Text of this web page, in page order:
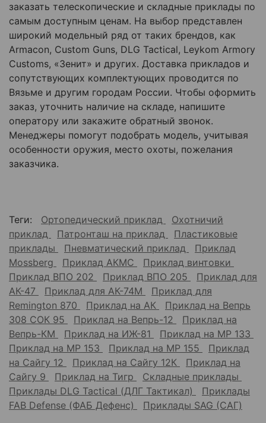
заказать телескопические и складные приклады по
самым доступным ценам. На выбор представлен
широкий модельный ряд от таких брендов, как
Armacon, Custom Guns, DLG Tactical, Leykom Armory
Customs, «Зенит» и других. Доставка прикладов и
сопутствующих комплектующих проводится по
Вязьме и другим городам России. Чтобы оформить
заказ, уточнить наличие на складе, напишите
оператору или закажите обратный звонок.
Менеджеры помогут подобрать модель, учитывая
особенности оружия, место охоты, пожелания
заказчика.
Теги: Ортопедический приклад
Охотничий
приклад
Патронташ на приклад
Пластиковые
приклады
Пневматический приклад
Приклад
Mossberg
Приклад АКМС
Приклад винтовки
Приклад ВПО 202
Приклад ВПО 205
Приклад для
АК-47
Приклад для АК-74М
Приклад для
Remington 870
Приклад на АК
Приклад на Вепрь
308 СОК 95
Приклад на Вепрь-12
Приклад на
Вепрь-КМ
Приклад на ИЖ-81
Приклад на МР 133
Приклад на МР 153
Приклад на МР 155
Приклад
на Сайгу 12
Приклад на Сайгу 12К
Приклад на
Сайгу 9
Приклад на Тигр
Складные приклады
Приклады DLG Tactical (ДЛГ Тактикал)
Приклады
FAB Defense (ФАБ Дефенс)
Приклады SAG (САГ)